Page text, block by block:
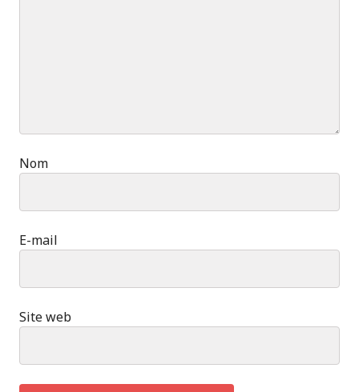
Nom
E-mail
Site web